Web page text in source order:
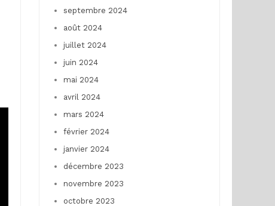
septembre 2024
août 2024
juillet 2024
juin 2024
mai 2024
avril 2024
mars 2024
février 2024
janvier 2024
décembre 2023
novembre 2023
octobre 2023